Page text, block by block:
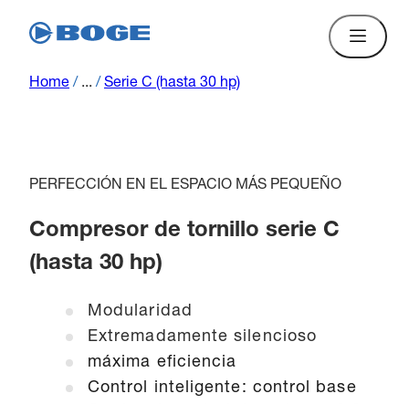
Home / ... / Serie C (hasta 30 hp)
PERFECCIÓN EN EL ESPACIO MÁS PEQUEÑO
Compresor de tornillo serie C
(hasta 30 hp)
Modularidad
Extremadamente silencioso
máxima eficiencia
Control inteligente: control base